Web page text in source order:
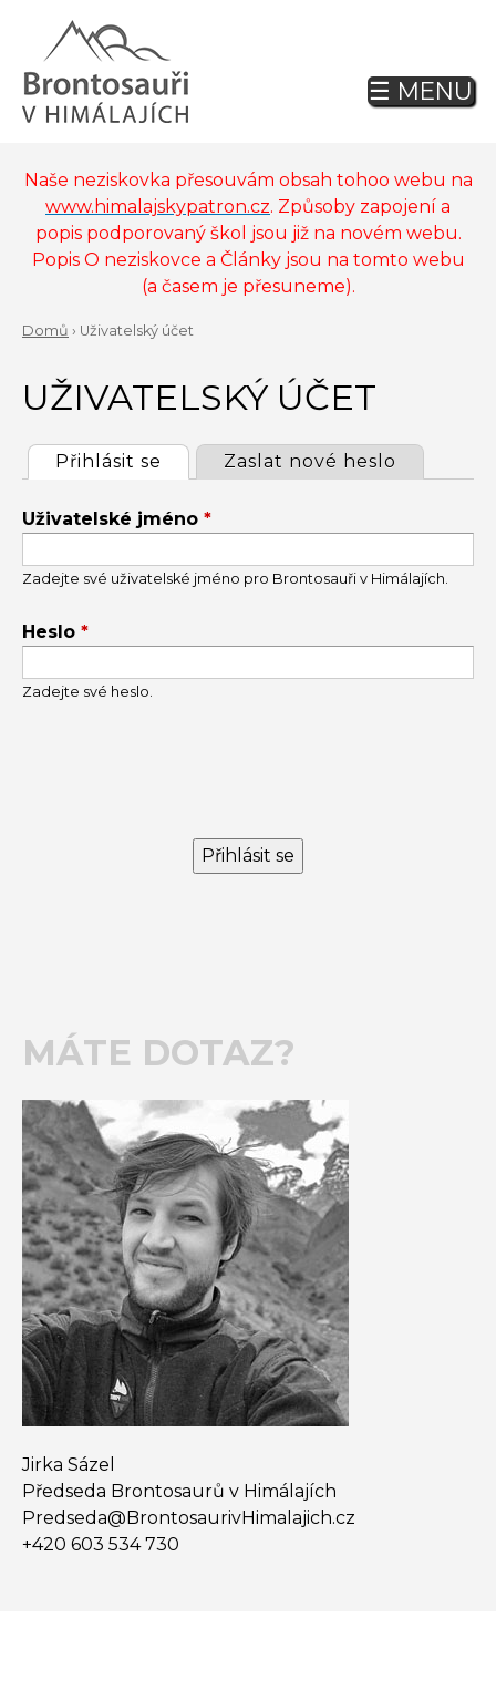
navigation
Naše neziskovka přesouvám obsah tohoo webu na
www.himalajskypatron.cz. Způsoby zapojení a
popis podporovaný škol jsou již na novém webu.
Popis O neziskovce a Články jsou na tomto webu
(a časem je přesuneme).
ARE
HERE
Domů › Uživatelský účet
to
top
UŽIVATELSKÝ ÚČET
PRIMARY
TABS
Přihlásit se (active tab)Zaslat nové heslo
Uživatelské jméno *
Zadejte své uživatelské jméno pro Brontosauři v Himálajích.
Heslo *
Zadejte své heslo.
Back
to
☰ MENU
MÁTE DOTAZ?
Jirka Sázel
Předseda Brontosaurů v Himálajích
Predseda@​BrontosaurivHimalajich.cz
+420 603 534 730